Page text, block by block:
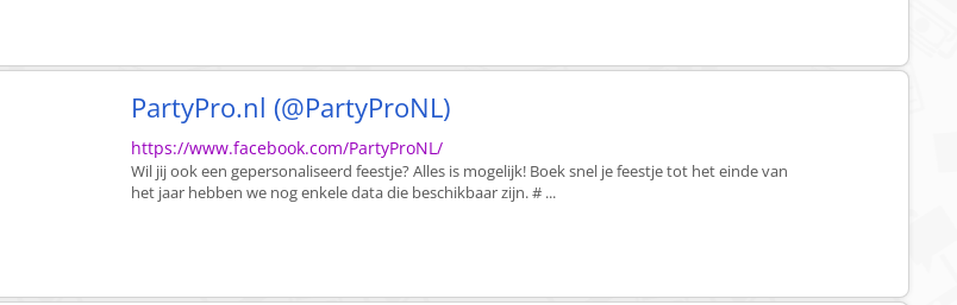
PartyPro.nl (@PartyProNL)
https://www.facebook.com/PartyProNL/
Wil jij ook een gepersonaliseerd feestje? Alles is mogelijk! Boek snel je feestje tot het einde van
het jaar hebben we nog enkele data die beschikbaar zijn. # ...